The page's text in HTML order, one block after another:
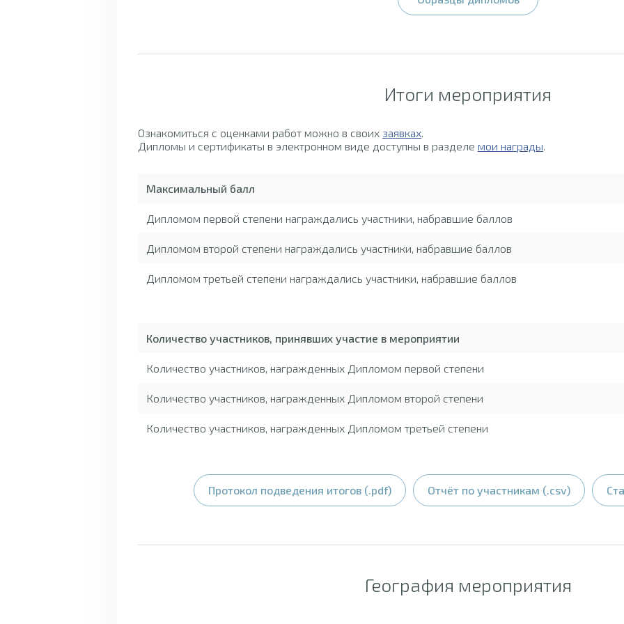
Итоги мероприятия
Ознакомиться с оценками работ можно в своих заявках.
Дипломы и сертификаты в электронном виде доступны в разделе мои награды.
Максимальный балл
Дипломом первой степени награждались участники, набравшие баллов
Дипломом второй степени награждались участники, набравшие баллов
Дипломом третьей степени награждались участники, набравшие баллов
Количество участников, принявших участие в мероприятии
Количество участников, награжденных Дипломом первой степени
Количество участников, награжденных Дипломом второй степени
Количество участников, награжденных Дипломом третьей степени
Протокол подведения итогов (.pdf) Отчёт по участникам (.csv)
География мероприятия